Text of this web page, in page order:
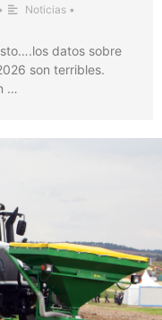
Noticias •
datos sobre
son terribles.
…